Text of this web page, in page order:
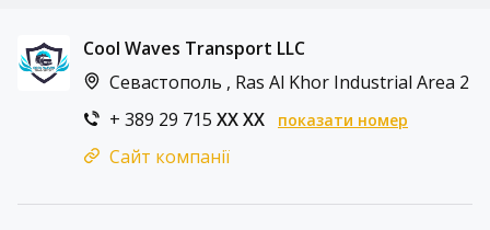
Cool Waves Transport LLC
Севастополь , Ras Al Khor Industrial Area 2
+ 389 29 715 XX XX показати номер
Сайт компанії